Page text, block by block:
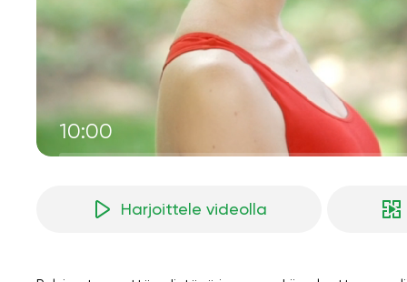
10:00
Harjoittele videolla